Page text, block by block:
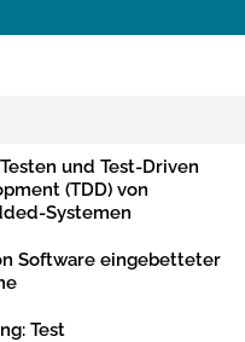
und Test-Driven
(TDD) von
Systemen
Software eingebetteter
Test